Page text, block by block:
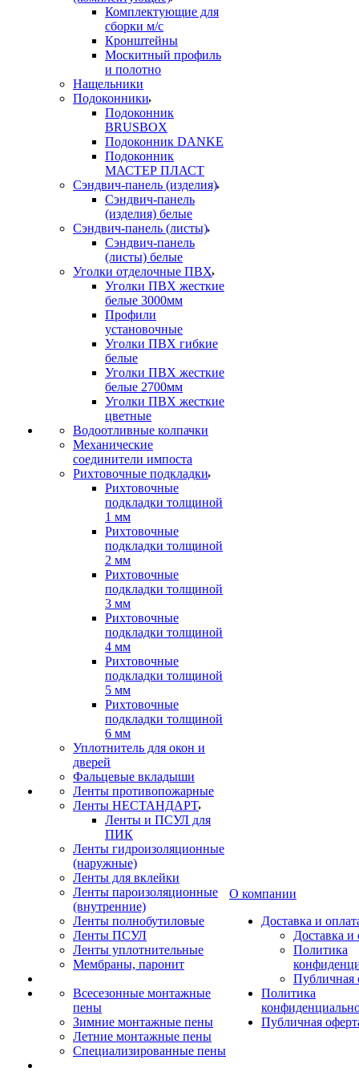
Комплектующие для
сборки м/с
Кронштейны
Москитный профиль
и полотно
Нащельники
Подоконники
Подоконник
BRUSBOX
Подоконник DANKE
Подоконник
МАСТЕР ПЛАСТ
Сэндвич-панель (изделия)
Сэндвич-панель
(изделия) белые
Сэндвич-панель (листы)
Сэндвич-панель
(листы) белые
Уголки отделочные ПВХ
Уголки ПВХ жесткие
белые 3000мм
Профили
установочные
Уголки ПВХ гибкие
белые
Уголки ПВХ жесткие
белые 2700мм
Уголки ПВХ жесткие
цветные
Водоотливные колпачки
Механические
соединители импоста
Рихтовочные подкладки
Рихтовочные
подкладки толщиной
1 мм
Рихтовочные
подкладки толщиной
2 мм
Рихтовочные
подкладки толщиной
3 мм
Рихтовочные
подкладки толщиной
4 мм
Рихтовочные
подкладки толщиной
5 мм
Рихтовочные
подкладки толщиной
6 мм
Уплотнитель для окон и
дверей
Фальцевые вкладыши
Ленты противопожарные
Ленты НЕСТАНДАРТ
Ленты и ПСУЛ для
ПИК
Ленты гидроизоляционные
(наружные)
Ленты для вклейки
Ленты пароизоляционные
(внутренние)
Ленты полнобутиловые
Ленты ПСУЛ
Ленты уплотнительные
Мембраны, паронит
Всесезонные монтажные
пены
Зимние монтажные пены
Летние монтажные пены
Специализированные пены
О компании
Доставка и
Доставка и
Политика
Публичная
Политика
Публичная